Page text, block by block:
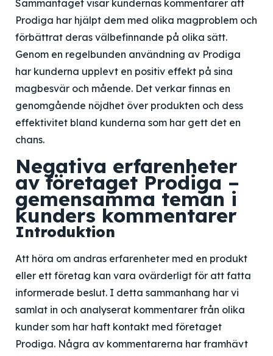
Sammantaget visar kundernas kommentarer att
Prodiga har hjälpt dem med olika magproblem och
förbättrat deras välbefinnande på olika sätt.
Genom en regelbunden användning av Prodiga
har kunderna upplevt en positiv effekt på sina
magbesvär och mående. Det verkar finnas en
genomgående nöjdhet över produkten och dess
effektivitet bland kunderna som har gett det en
chans.
Negativa erfarenheter
av företaget Prodiga –
gemensamma teman i
kunders kommentarer
Introduktion
Att höra om andras erfarenheter med en produkt
eller ett företag kan vara ovärderligt för att fatta
informerade beslut. I detta sammanhang har vi
samlat in och analyserat kommentarer från olika
kunder som har haft kontakt med företaget
Prodiga. Några av kommentarerna har framhävt